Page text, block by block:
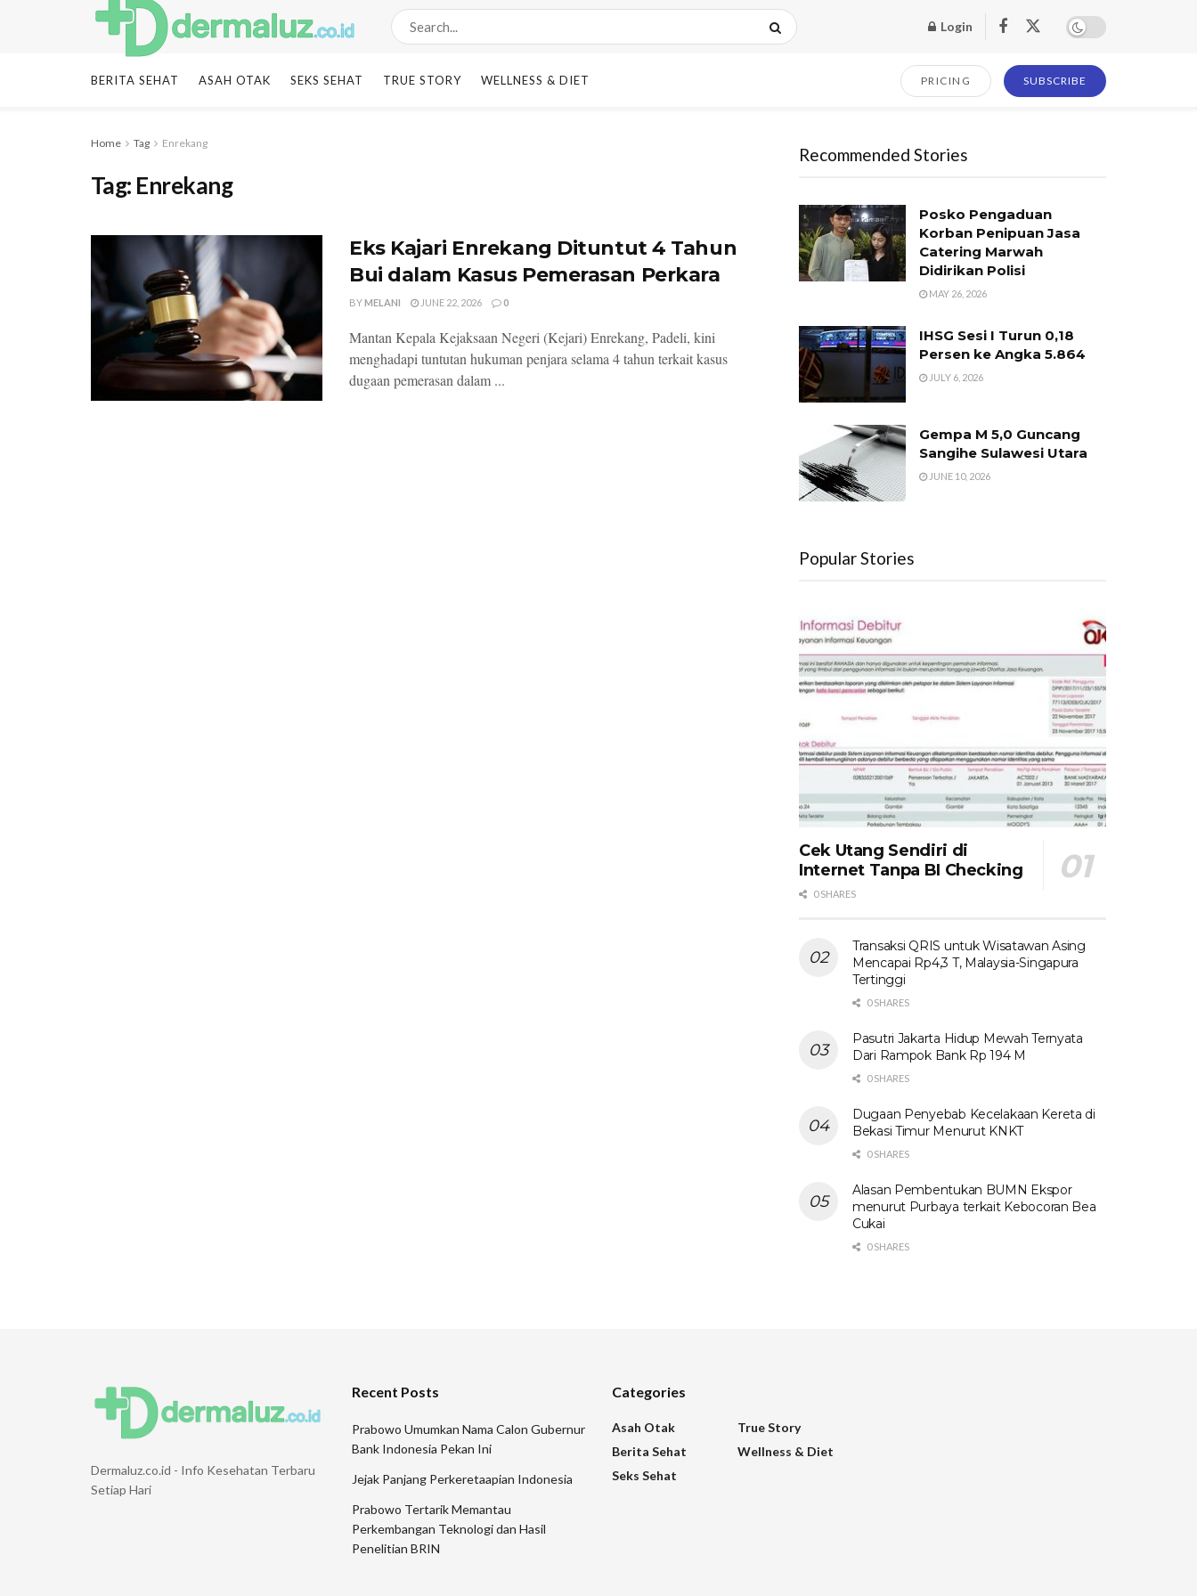
Login
BERITA SEHAT ASAH OTAK SEKS SEHAT TRUE STORY WELLNESS & DIET PRICING SUBSCRIBE
Home Tag Enrekang
Tag: Enrekang
Eks Kajari Enrekang Dituntut 4 Tahun
Bui dalam Kasus Pemerasan Perkara
BYMELANI JUNE 22, 2026 0
Mantan Kepala Kejaksaan Negeri (Kejari) Enrekang, Padeli, kini
menghadapi tuntutan hukuman penjara selama 4 tahun terkait kasus
dugaan pemerasan dalam ...
Recommended Stories
Posko Pengaduan
Korban Penipuan Jasa
Catering Marwah
Didirikan Polisi
MAY 26, 2026
IHSG Sesi I Turun 0,18
Persen ke Angka 5.864
JULY 6, 2026
Gempa M 5,0 Guncang
Sangihe Sulawesi Utara
JUNE 10, 2026
Popular Stories
Cek Utang Sendiri di
Internet Tanpa BI Checking
0 SHARES
Transaksi QRIS untuk Wisatawan Asing
Mencapai Rp4,3 T, Malaysia-Singapura
Tertinggi
0 SHARES
Pasutri Jakarta Hidup Mewah Ternyata
Dari Rampok Bank Rp 194 M
0 SHARES
Dugaan Penyebab Kecelakaan Kereta di
Bekasi Timur Menurut KNKT
0 SHARES
Alasan Pembentukan BUMN Ekspor
menurut Purbaya terkait Kebocoran Bea
Cukai
0 SHARES
Dermaluz.co.id - Info Kesehatan Terbaru
Setiap Hari
Recent Posts
Prabowo Umumkan Nama Calon Gubernur
Bank Indonesia Pekan Ini
Jejak Panjang Perkeretaapian Indonesia
Prabowo Tertarik Memantau
Perkembangan Teknologi dan Hasil
Penelitian BRIN
Categories
Asah Otak
Berita Sehat
Seks Sehat
True Story
Wellness & Diet